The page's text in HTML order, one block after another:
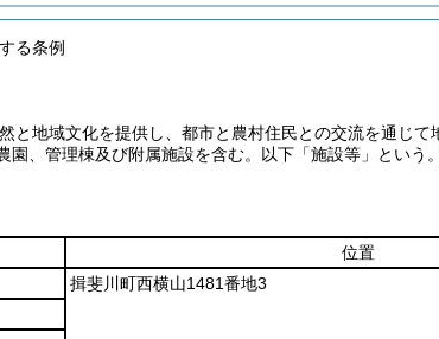
る条例
と地域文化を提供し、都市と農村住民との交流を通じ
園、管理棟及び附属施設を含む。以下「施設等」という
位置
揖斐川町西横山1481番地3